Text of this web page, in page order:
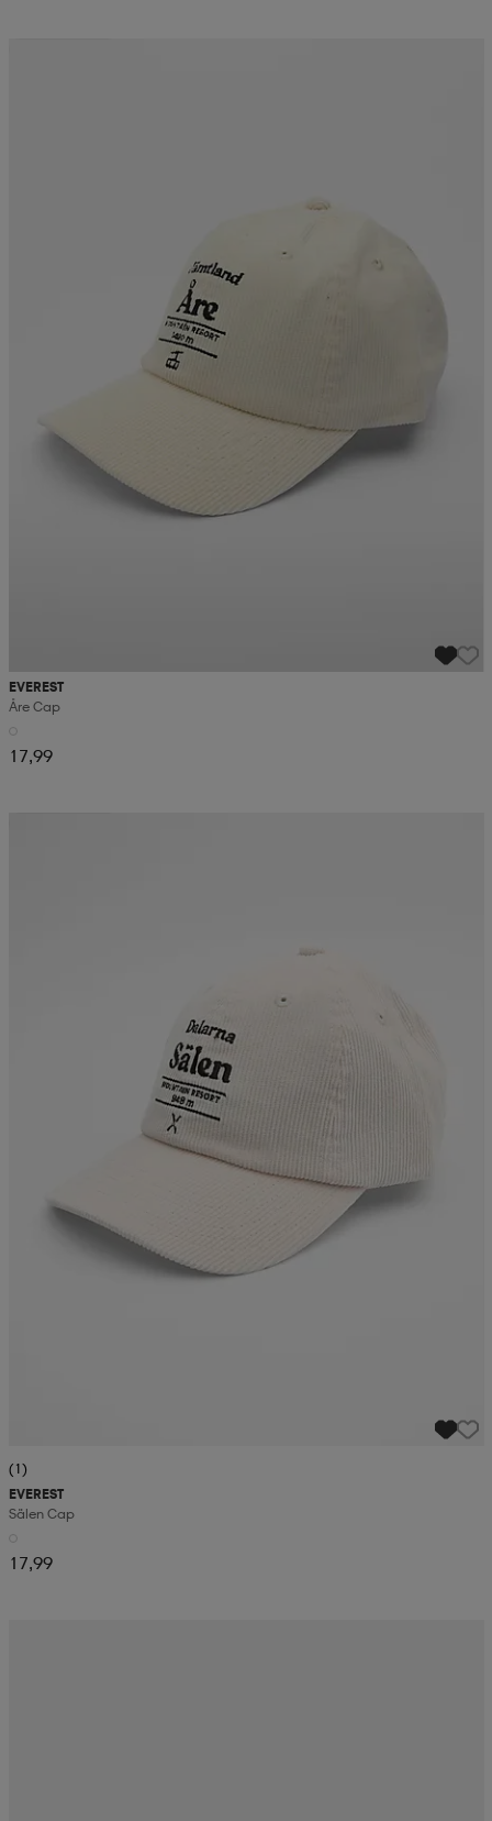
EVEREST
Åre Cap
17,99
(1)
EVEREST
Sälen Cap
17,99